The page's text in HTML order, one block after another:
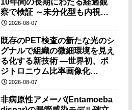
察で検証 ～未分化型も内視鏡
治療で胃の温存が可能～
2026-08-07
既存のPET検査の新たな光のシ
グナルで組織の微細環境を見え
る化する新技術 ―世界初、ポ
ジトロニウム比率画像化
（PRI）の原理検証に成功―
2026-08-07
非病原性アメーバ(Entamoeba